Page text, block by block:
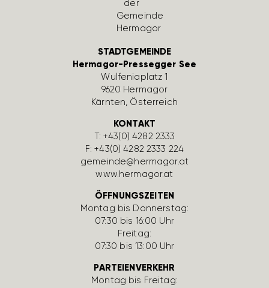
STADTGEMEINDE
Hermagor-Pressegger See
Wulfe­nia­platz 1
9620 Hermagor
Kärnten, Öster­reich
KONTAKT
T:+43(0) 4282 2333
F: +43(0) 4282 2333 224
gemeinde@hermagor.at
www.hermagor.at
ÖFFNUNGSZEITEN
Montag bis Donnerstag:
07:30 bis 16:00 Uhr
Freitag:
07:30 bis 13:00 Uhr
PARTEIENVERKEHR
Montag bis Freitag: